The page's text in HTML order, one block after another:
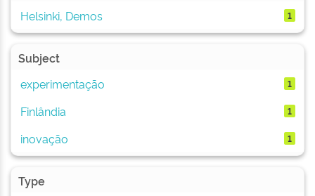
Helsinki, Demos
1
Subject
experimentação
1
Finlândia 1
inovação 1
Type